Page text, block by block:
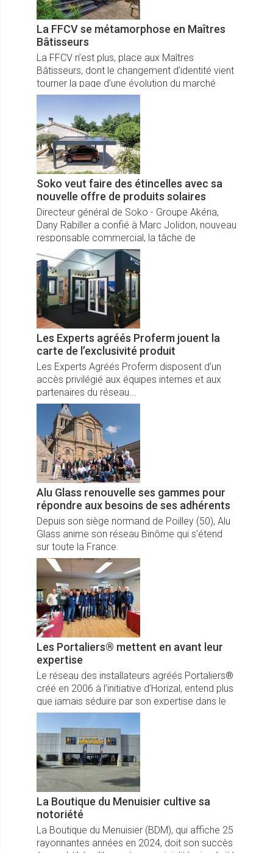
La FFCV se métamorphose en Maîtres
Bâtisseurs
La FFCV n’est plus, place aux Maîtres
Bâtisseurs, dont le changement d’identité vient
tourner la page d’une évolution du marché
outdoor, sur lequel se placent ses membres
depuis une quinzaine d’années...
Soko veut faire des étincelles avec sa
nouvelle offre de produits solaires
Directeur général de Soko - Groupe Akéna,
Dany Rabiller a confié à Marc Jolidon, nouveau
responsable commercial, la tâche de
réorganiser le réseau Soko pour mieux vendre
les nouveaux produits.
Les Experts agréés Proferm jouent la
carte de l’exclusivité produit
Les Experts Agréés Proferm disposent d’un
accès privilégié aux équipes internes et aux
partenaires du réseau...
Alu Glass renouvelle ses gammes pour
répondre aux besoins de ses adhérents
Depuis son siège normand de Poilley (50), Alu
Glass anime son réseau Binôme qui s’étend
sur toute la France.
Les Portaliers® mettent en avant leur
expertise
Le réseau des installateurs agréés Portaliers®
créé en 2006 à l’initiative d’Horizal, entend plus
que jamais séduire par son expertise dans le
monde du portail...
La Boutique du Menuisier cultive sa
notoriété
La Boutique du Menuisier (BDM), qui affiche 25
rayonnantes années en 2024, doit son succès